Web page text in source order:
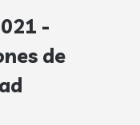
-
de